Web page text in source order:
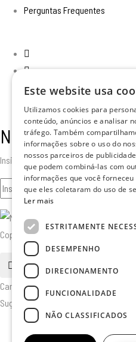
Perguntas Frequentes
Newsletter
Insira o seu email para receber
Copyright © 2025. Todos os Direitos
pesquisa
Cancelar
Sugerido
Furniture
Este website usa
Utilizamos cookies para
conteúdo, anúncios e analisar
tráfego. Também
informações sobre o uso do
nossos parceiros de
que podem combiná-las com
informações que você forneceu
que eles coletaram do uso de
Ler mais
ESTRITAMENTE
DESEMPENHO
DIRECIONAMENTO
FUNCIONALIDADE
NÃO CLASSIFICADOS